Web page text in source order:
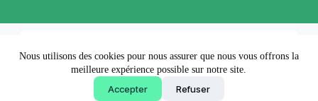
Nous utilisons des cookies pour nous assurer que nous vous offrons la
meilleure expérience possible sur notre site.
Accepter Refuser
Obtenir un devis
Copyright © 2026 - EconormWay - Solutions écologiques